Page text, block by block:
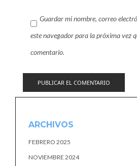
Guardar mi nombre, correo
este navegador para la próxima vez
comentario.
ARCHIVOS
FEBRERO 2025
NOVIEMBRE 2024